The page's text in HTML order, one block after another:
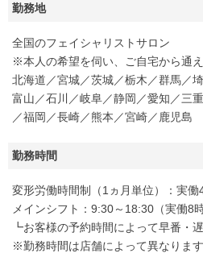
勤務地
全国のフェイシャリストサロン
※本人の希望を伺い、ご自宅から通
北海道／宮城／茨城／栃木／群馬／
富山／石川／岐阜／静岡／愛知／三
／福岡／長崎／熊本／宮崎／鹿児島
勤務時間
変形労働時間制（1ヵ月単位）：実働
メインシフト：9:30～18:30（実働8
┗お客様の予約時間によって早番・遅
※勤務時間は店舗によって異なります